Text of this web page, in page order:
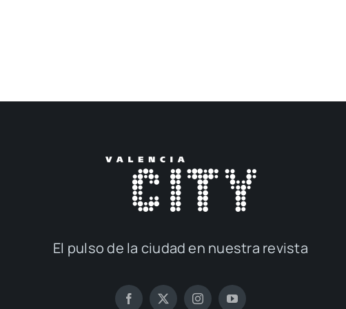
El pul­so de la ciu­dad en nues­tra revis­ta